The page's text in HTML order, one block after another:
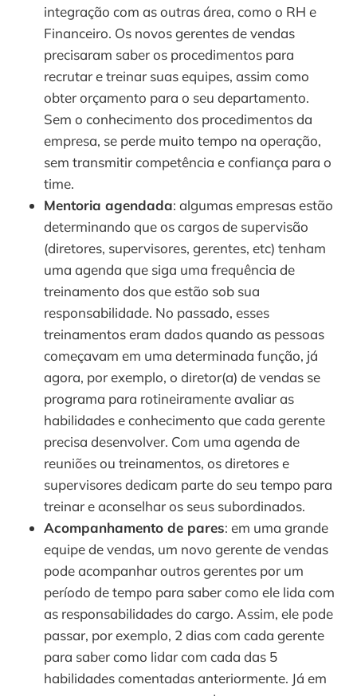
integração com as outras área, como o RH e
Financeiro. Os novos gerentes de vendas
precisaram saber os procedimentos para
recrutar e treinar suas equipes, assim como
obter orçamento para o seu departamento.
Sem o conhecimento dos procedimentos da
empresa, se perde muito tempo na operação,
sem transmitir competência e confiança para o
time.
Mentoria agendada: algumas empresas estão
determinando que os cargos de supervisão
(diretores, supervisores, gerentes, etc) tenham
uma agenda que siga uma frequência de
treinamento dos que estão sob sua
responsabilidade. No passado, esses
treinamentos eram dados quando as pessoas
começavam em uma determinada função, já
agora, por exemplo, o diretor(a) de vendas se
programa para rotineiramente avaliar as
habilidades e conhecimento que cada gerente
precisa desenvolver. Com uma agenda de
reuniões ou treinamentos, os diretores e
supervisores dedicam parte do seu tempo para
treinar e aconselhar os seus subordinados.
Acompanhamento de pares: em uma grande
equipe de vendas, um novo gerente de vendas
pode acompanhar outros gerentes por um
período de tempo para saber como ele lida com
as responsabilidades do cargo. Assim, ele pode
passar, por exemplo, 2 dias com cada gerente
para saber como lidar com cada das 5
habilidades comentadas anteriormente. Já em